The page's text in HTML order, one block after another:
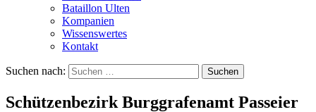
Bataillon Ulten
Kompanien
Wissenswertes
Kontakt
Suchen nach:
Schützenbezirk Burggrafenamt Passeier